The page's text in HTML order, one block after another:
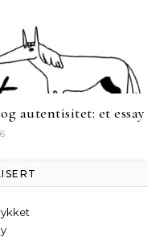
autentisitet: et essay